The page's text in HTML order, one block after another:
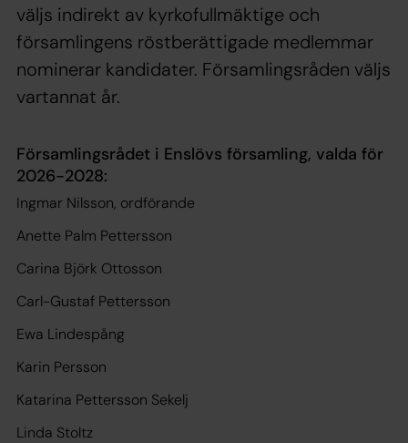
väljs indirekt av kyrkofullmäktige och
församlingens röstberättigade medlemmar
nominerar kandidater. Församlingsråden väljs
vartannat år.
Församlingsrådet i Enslövs församling, valda för
2026-2028:
Ingmar Nilsson, ordförande
Anette Palm Pettersson
Carina Björk Ottosson
Carl-Gustaf Pettersson
Ewa Lindespång
Karin Persson
Katarina Pettersson Sekelj
Linda Stoltz